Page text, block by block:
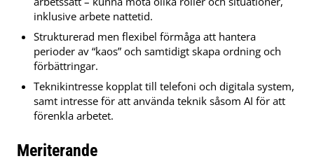
inklusive arbete nattetid.
Strukturerad men flexibel förmåga att hantera
perioder av “kaos” och samtidigt skapa ordning och
förbättringar.
Teknikintresse kopplat till telefoni och digitala system,
samt intresse för att använda teknik såsom AI för att
förenkla arbetet.
Meriterande